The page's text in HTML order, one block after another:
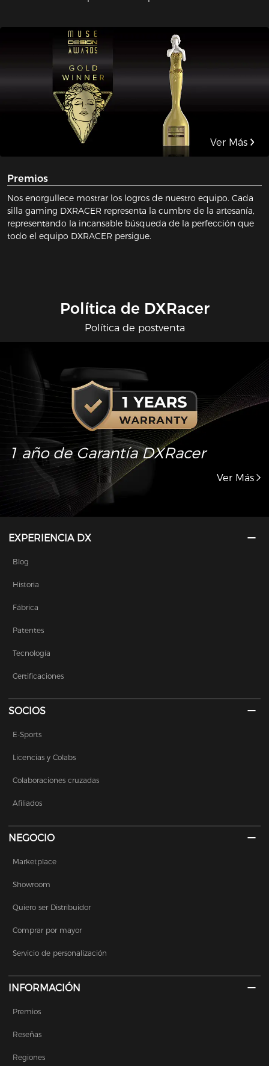
Ver Más
Premios
Nos enorgullece mostrar los logros de nuestro equipo. Cada
silla gaming DXRACER representa la cumbre de la artesanía,
representando la incansable búsqueda de la perfección que
todo el equipo DXRACER persigue.
Política de DXRacer
Política de postventa
1 año de Garantía DXRacer
Ver Más
EXPERIENCIA DX
Blog
Historia
Fábrica
Patentes
Tecnología
Certificaciones
SOCIOS
E-Sports
Licencias y Colabs
Colaboraciones cruzadas
Afiliados
NEGOCIO
Marketplace
Showroom
Quiero ser Distribuidor
Comprar por mayor
Servicio de personalización
INFORMACIÓN
Premios
Reseñas
Regiones